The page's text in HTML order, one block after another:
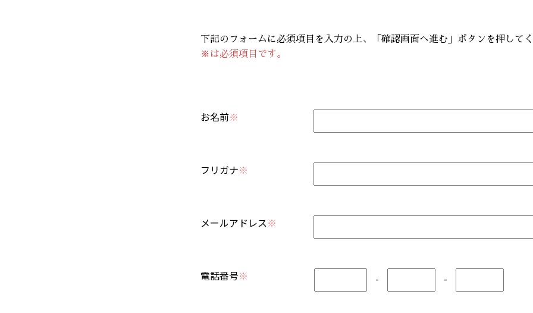
下記のフォームに必須項目を入力の上、「確認画面へ進む」ボタンを押してく
※は必須項目です。
お名前
フリガナ
メールアドレス
電話番号 - -